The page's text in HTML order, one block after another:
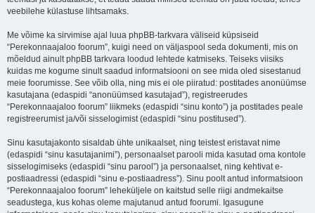
veebilehe külastuse lihtsamaks.
Me võime ka sirvimise ajal luua phpBB-tarkvara väliseid küpsiseid
“Perekonnaajaloo foorum”, kuigi need on väljaspool seda dokumenti, mis on
mõeldud ainult phpBB tarkvara loodud lehtede katmiseks. Teiseks viisiks
kuidas me kogume sinult saadud informatsiooni on see mida oled sisestanud
meie foorumisse. See võib olla, ning mis ei ole piiratud: postitades anonüümse
kasutajana (edaspidi “anonüümsed kasutajad”), registreerudes
“Perekonnaajaloo foorum” liikmeks (edaspidi “sinu konto”) ja postitades peale
registreerumist ja/või sisselogimist (edaspidi “sinu postitused”).
Sinu kasutajakonto sisaldab ühte unikaalset, ning teistest eristavat nime
(edaspidi “sinu kasutajanimi”), personaalset parooli mida kasutad oma kontole
sisselogimiseks (edaspidi “sinu parool”) ja personaalset, ning kehtivat e-
postiaadressi (edaspidi “sinu e-postiaadress”). Sinu poolt antud informatsioon
“Perekonnaajaloo foorum” leheküljele on kaitstud selle riigi andmekaitse
seadustega, kus kohas oleme majutanud antud foorumi. Igasugune